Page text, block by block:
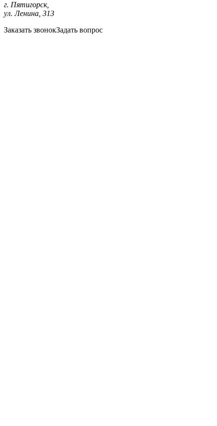
г. Пятигорск,
ул. Ленина, 313
Заказать звонокЗадать вопрос